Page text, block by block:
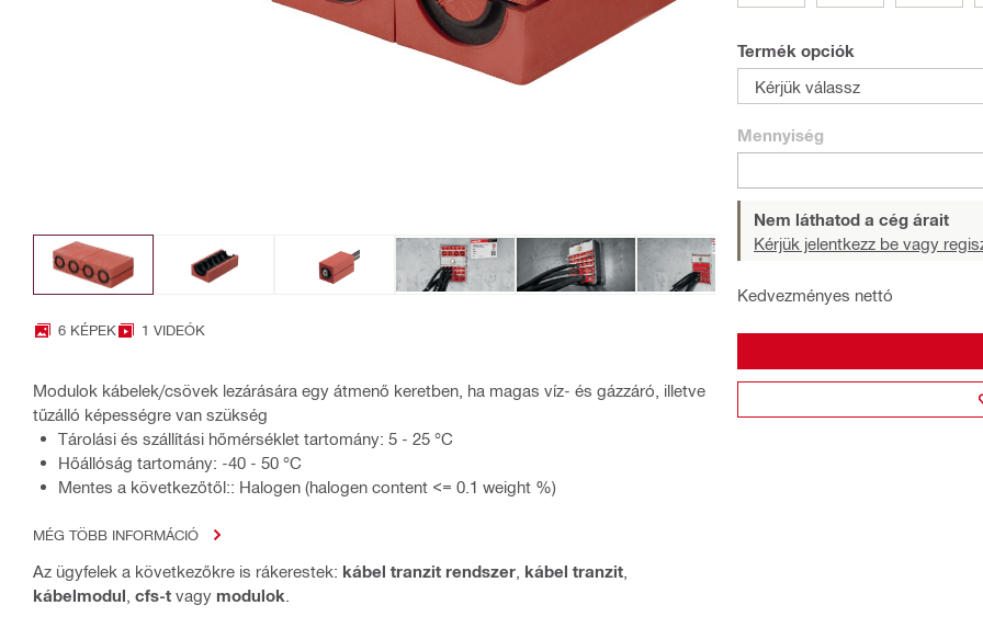
6 KÉPEK 1 VIDEÓK
Modulok kábelek/csövek lezárására egy átmenő keretben, ha magas víz- és gázzáró, illetve
tűzálló képességre van szükség
Tárolási és szállítási hőmérséklet tartomány: 5 - 25 °C
Hőállóság tartomány: -40 - 50 °C
Mentes a következőtől:: Halogen (halogen content <= 0.1 weight %)
MÉG TÖBB INFORMÁCIÓ
Az ügyfelek a következőkre is rákerestek: kábel tranzit rendszer kábel tranzit
kábelmodul cfs-t vagy modulok
Termék opciók
Kérjük válassz
Mennyiség
Nem láthatod a cég árait
Kérjük jelentkezz be vagy
Kedvezményes nettó